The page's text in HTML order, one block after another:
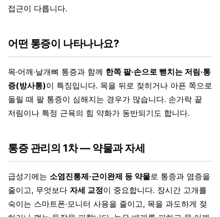
접근이 다릅니다.
어떤 통증이 나타나나요?
목·어깨·날개뼈 통증과 함께 한쪽 팔·손으로 뻗치는 저림·통
증(방사통)이 특징입니다. 목을 뒤로 젖히거나 아픈 쪽으로
돌릴 때 팔 통증이 심해지는 경우가 많습니다. 손가락 끝
저림이나 특정 근육의 힘 약화가 동반되기도 합니다.
통증 관리의 1차 — 약물과 자세
급성기에는 소염진통제·근이완제 등 약물로 통증과 염증을
줄이고, 무엇보다 자세 교정이 중요합니다. 장시간 고개를
숙이는 스마트폰·모니터 사용을 줄이고, 목을 과도하게 젖